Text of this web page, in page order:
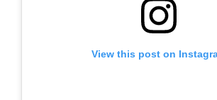
View this post on